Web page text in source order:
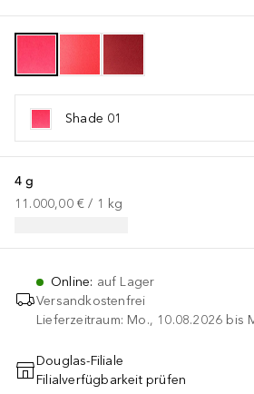
Shade 01
4 g
11.000,00 € / 1 kg
Online: auf Lager
Versandkostenfrei
Lieferzeitraum: Mo., 10.08.2026 bis
IN DEN
Douglas-Filiale
Filialverfügbarkeit prüfen